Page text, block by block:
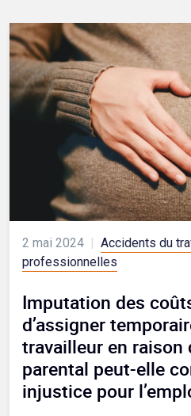
2 mai 2024
Accidents du
professionnelles
Imputation des
d’assigner
travailleur en raison
parental peut-elle
injustice pour